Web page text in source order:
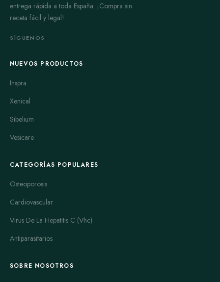
entrega rápida a toda España. ¡Compra sin
receta fácil y legal!
SÍGUENOS
NUEVOS PRODUCTOS
Inspra
Xenical
Sibelium
Vesicare
CATEGORÍAS POPULARES
Osteoporosis
Cardiovascular
Virus De La Hepatitis C (Vhc)
Antiparasitarios
SOBRE NOSOTROS